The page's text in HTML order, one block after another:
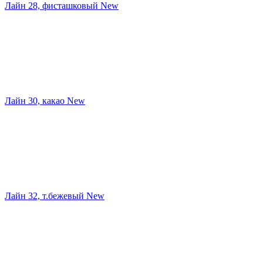
Лайн 28, фисташковый New
Лайн 30, какао New
Лайн 32, т.бежевый New